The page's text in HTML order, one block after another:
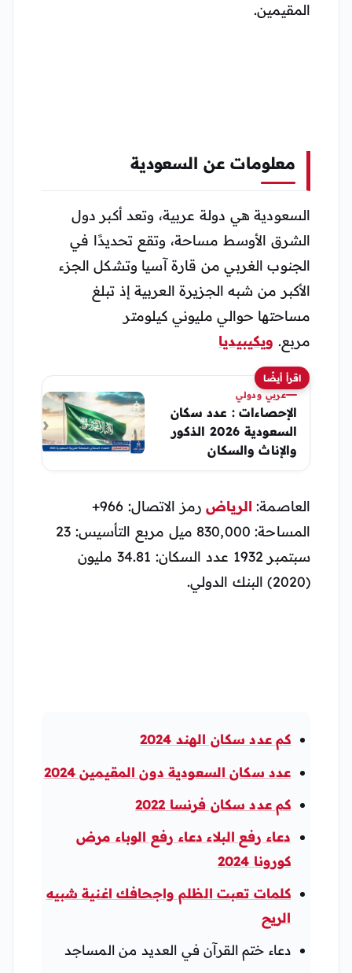
المقيمين.
معلومات عن السعودية
السعودية هي دولة عربية، وتعد أكبر دول
الشرق الأوسط مساحة، وتقع تحديدًا في
الجنوب الغربي من قارة آسيا وتشكل الجزء
الأكبر من شبه الجزيرة العربية إذ تبلغ
مساحتها حوالي مليوني كيلومتر
مربع. ويكيبيديا
اقرأ أيضًا
عربي ودولي
الإحصاءات : عدد سكان
السعودية 2026 الذكور
والإناث والسكان
الحقيقيين
العاصمة: الرياض
رمز الاتصال: ‎+966
المساحة: 830,000 ميل مربع التأسيس: 23
سبتمبر 1932 عدد السكان: 34.81 مليون
(2020) البنك الدولي.
كم عدد سكان الهند 2024
عدد سكان السعودية دون المقيمين 2024
كم عدد سكان فرنسا 2022
دعاء رفع البلاء دعاء رفع الوباء مرض
كورونا 2024
كلمات تعبت الظلم واجحافك اغنية شبيه
الريح
دعاء ختم القرآن في العديد من المساجد